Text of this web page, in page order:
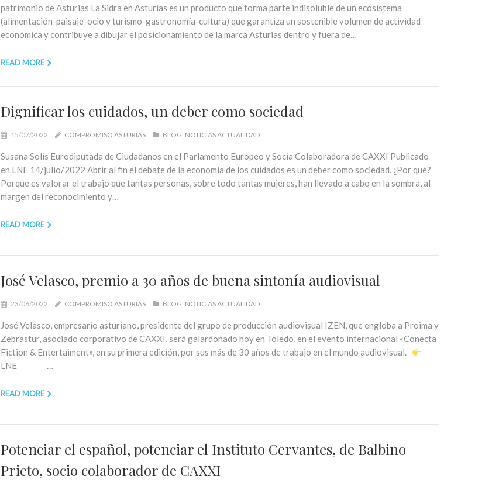
patrimonio de Asturias La Sidra en Asturias es un producto que forma parte indisoluble de un ecosistema
(alimentación-paisaje-ocio y turismo-gastronomía-cultura) que garantiza un sostenible volumen de actividad
económica y contribuye a dibujar el posicionamiento de la marca Asturias dentro y fuera de…
READ MORE
Dignificar los cuidados, un deber como sociedad
15/07/2022 COMPROMISO ASTURIAS BLOG NOTICIAS ACTUALIDAD
Susana Solís Eurodiputada de Ciudadanos en el Parlamento Europeo y Socia Colaboradora de CAXXI Publicado
en LNE 14/julio/2022 Abrir al fin el debate de la economía de los cuidados es un deber como sociedad. ¿Por qué?
Porque es valorar el trabajo que tantas personas, sobre todo tantas mujeres, han llevado a cabo en la sombra, al
margen del reconocimiento y…
READ MORE
José Velasco, premio a 30 años de buena sintonía audiovisual
23/06/2022 COMPROMISO ASTURIAS BLOG NOTICIAS ACTUALIDAD
José Velasco, empresario asturiano, presidente del grupo de producción audiovisual IZEN, que engloba a Proima y
Zebrastur, asociado corporativo de CAXXI, será galardonado hoy en Toledo, en el evento internacional «Conecta
Fiction & Entertaiment», en su primera edición, por sus más de 30 años de trabajo en el mundo audiovisual.
LNE …
READ MORE
Potenciar el español, potenciar el Instituto Cervantes, de Balbino
Prieto, socio colaborador de CAXXI